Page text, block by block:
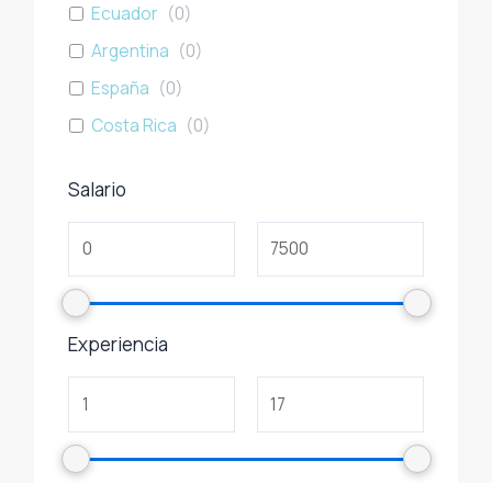
Ecuador (0)
Argentina (0)
España (0)
Costa Rica (0)
Salario
Experiencia